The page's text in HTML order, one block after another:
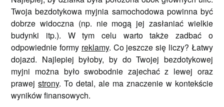
Twoja bezdotykowa myjnia samochodowa powinna być
dobrze widoczna (np. nie mogą jej zasłaniać wielkie
budynki itp.). W tym celu warto także zadbać o
odpowiednie formy reklamy. Co jeszcze się liczy? Łatwy
dojazd. Najlepiej byłoby, by do Twojej bezdotykowej
myjni można było swobodnie zajechać z lewej oraz
prawejstrony. To detal, ale ma znaczenie w kontekście
wyników finansowych.